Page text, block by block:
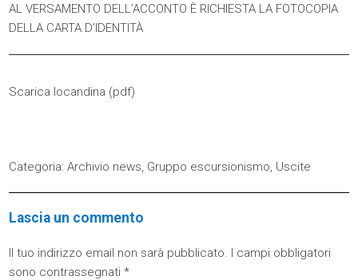
AL VERSAMENTO DELL’ACCONTO È RICHIESTA LA FOTOCOPIA
DELLA CARTA D’IDENTITÀ
Scarica locandina (pdf)
Categoria:Archivio news, Gruppo escursionismo, Uscite
Lascia un commento
Il tuo indirizzo email non sarà pubblicato. I campi obbligatori
sono contrassegnati*